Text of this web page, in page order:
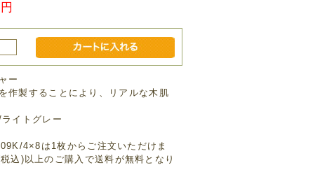
円
ー
作製することにより、リアルな木肌
イトグレー
4×8は1枚からご注文いただけま
込)以上のご購入で送料が無料となり